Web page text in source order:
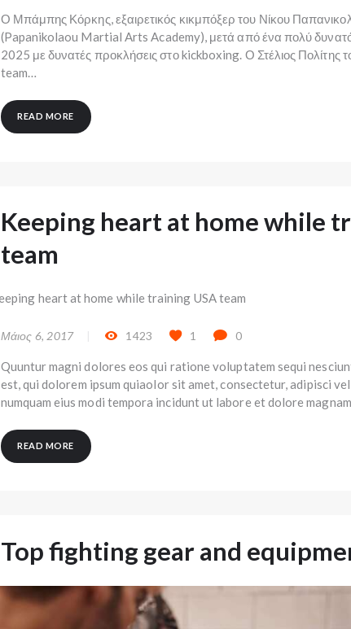
Ο Μπάμπης Κόρκης, εξαιρετικός κικμπόξερ του Νίκου
(Papanikolaou Martial Arts Academy), μετά από ένα πολύ δυνατό
2025 με δυνατές προκλήσεις στο kickboxing. Ο Στέλιος Πολίτης
team…
READ MORE
Keeping heart at home while
team
Μάιος 6, 2017 1423 1 0
Quuntur magni dolores eos qui ratione voluptatem sequi
est, qui dolorem ipsum quiaolor sit amet, consectetur, adipisci
numquam eius modi tempora incidunt ut labore et dolore
READ MORE
Top fighting gear and